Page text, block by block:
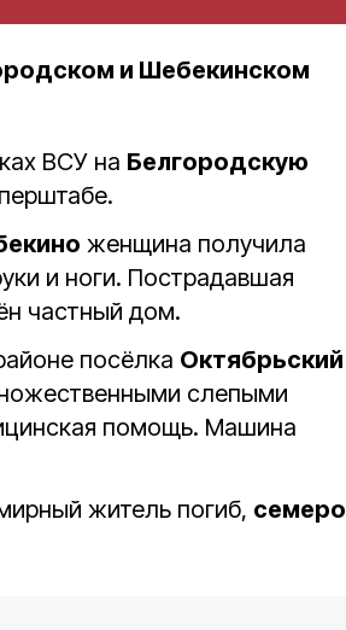
и Шебекинском
ВСУ на Белгородскую
женщина получила
и ноги. Пострадавшая
частный дом.
посёлка Октябрьский
слепыми
помощь. Машина
житель погиб, семеро